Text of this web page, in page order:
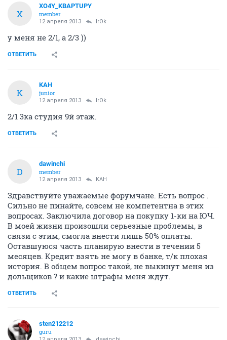
X
XO4Y_KBAPTUPY
member
12 апреля 2013 IrOk
у меня не 2/1, а 2/3 ))
ОТВЕТИТЬ
K
KAH
junior
12 апреля 2013 IrOk
2/1 3ка студия 9й этаж.
ОТВЕТИТЬ
D
dawinchi
member
12 апреля 2013 KAH
Здравствуйте уважаемые форумчане. Есть вопрос .
Сильно не пинайте, совсем не компетентна в этих
вопросах. Заключила договор на покупку 1-ки на ЮЧ.
В моей жизни произошли серьезные проблемы, в
связи с этим, смогла внести лишь 50% оплаты.
Оставшуюся часть планирую внести в течении 5
месяцев. Кредит взять не могу в банке, т/к плохая
история. В общем вопрос такой, не выкинут меня из
дольщиков ? и какие штрафы меня ждут.
ОТВЕТИТЬ
sten212212
guru